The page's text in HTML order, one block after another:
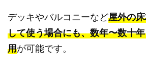
デッキやバルコニーなど屋外の
して使う場合にも、数年〜数十
用が可能です。